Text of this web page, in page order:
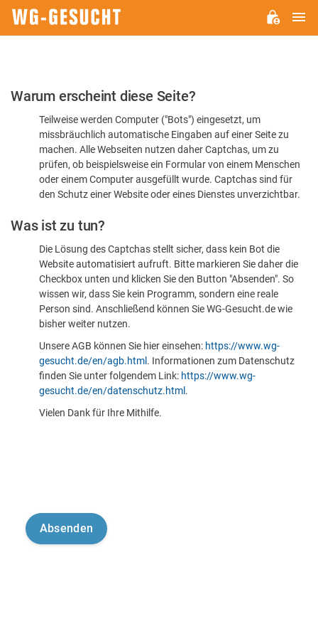
Bitte
dass
sind
Warum erscheint diese Seite?
Teilweise werden Computer ("Bots") eingesetzt, um
missbräuchlich automatische Eingaben auf einer Seite zu
machen. Alle Webseiten nutzen daher Captchas, um zu
prüfen, ob beispielsweise ein Formular von einem Menschen
oder einem Computer ausgefüllt wurde. Captchas sind für
den Schutz einer Website oder eines Dienstes unverzichtbar.
Was ist zu tun?
Die Lösung des Captchas stellt sicher, dass kein Bot die
Website automatisiert aufruft. Bitte markieren Sie daher die
Checkbox unten und klicken Sie den Button "Absenden". So
wissen wir, dass Sie kein Programm, sondern eine reale
Person sind. Anschließend können Sie WG-Gesucht.de wie
bisher weiter nutzen.
Unsere AGB können Sie hier einsehen: https://www.wg-
gesucht.de/en/agb.html . Informationen zum Datenschutz
finden Sie unter folgendem Link: https://www.wg-
gesucht.de/en/datenschutz.html .
Vielen Dank für Ihre Mithilfe.